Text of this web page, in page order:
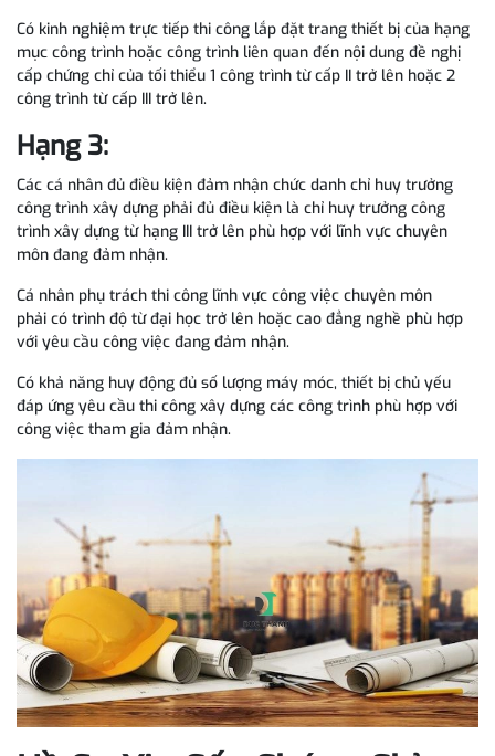
Có kinh nghiệm trực tiếp thi công lắp đặt trang thiết bị của hạng
mục công trình hoặc công trình liên quan đến nội dung đề nghị
cấp chứng chỉ của tối thiểu 1 công trình từ cấp II trở lên hoặc 2
công trình từ cấp III trở lên.
Hạng 3:
Các cá nhân đủ điều kiện đảm nhận chức danh chỉ huy trưởng
công trình xây dựng phải đủ điều kiện là chỉ huy trưởng công
trình xây dựng từ hạng III trở lên phù hợp với lĩnh vực chuyên
môn đang đảm nhận.
Cá nhân phụ trách thi công lĩnh vực công việc chuyên môn
phải có trình độ từ đại học trở lên hoặc cao đẳng nghề phù hợp
với yêu cầu công việc đang đảm nhận.
Có khả năng huy động đủ số lượng máy móc, thiết bị chủ yếu
đáp ứng yêu cầu thi công xây dựng các công trình phù hợp với
công việc tham gia đảm nhận.